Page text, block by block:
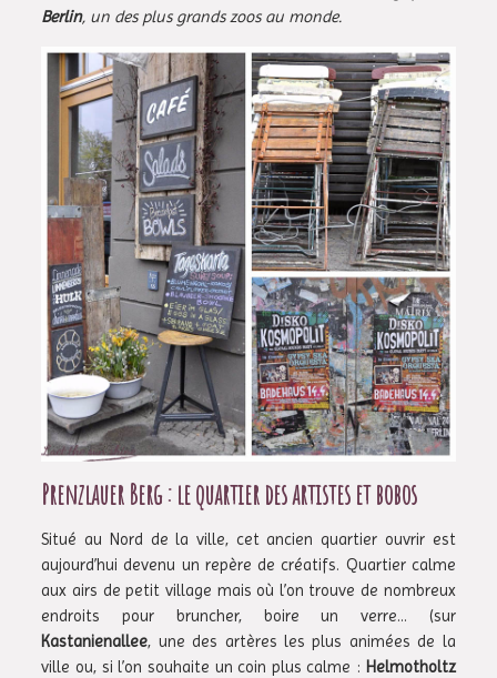
Berlin, un des plus grands zoos au monde.
Prenzlauer Berg : le quartier des artistes et bobos
Situé au Nord de la ville, cet ancien quartier ouvrir est
aujourd’hui devenu un repère de créatifs. Quartier calme
aux airs de petit village mais où l’on trouve de nombreux
endroits pour bruncher, boire un verre… (sur
Kastanienallee, une des artères les plus animées de la
ville ou, si l’on souhaite un coin plus calme : Helmotholtz